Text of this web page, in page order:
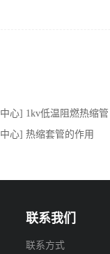
心] 1kv低温阻燃热缩管
心] 热缩套管的作用
联系我们
联系方式